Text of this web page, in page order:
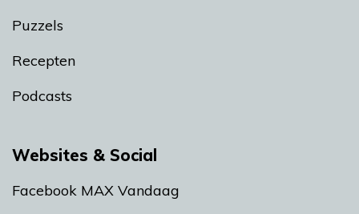
Puzzels
Recepten
Podcasts
Websites & Social
Facebook MAX Vandaag